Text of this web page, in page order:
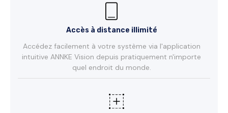
Accès à distance illimité
Accédez facilement à votre système via l'application
intuitive ANNKE Vision depuis pratiquement n'importe
quel endroit du monde.